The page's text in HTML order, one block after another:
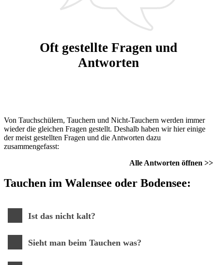
Oft gestellte Fragen und
Antworten
Von Tauchschülern, Tauchern und Nicht-Tauchern werden immer
wieder die gleichen Fragen gestellt. Deshalb haben wir hier einige
der meist gestellten Fragen und die Antworten dazu
zusammengefasst:
Alle Antworten öffnen >>
Tauchen im Walensee oder Bodensee:
Ist das nicht kalt?
Sieht man beim Tauchen was?